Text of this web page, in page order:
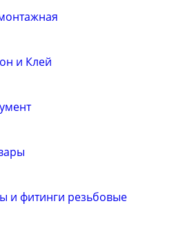
и Клей
и фитинги резьбовые